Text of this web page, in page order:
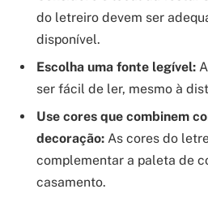
do letreiro devem ser
disponível.
Escolha uma fonte legível:
ser fácil de ler, mesmo à
Use cores que combinem
decoração: As cores do
complementar a paleta de
casamento.